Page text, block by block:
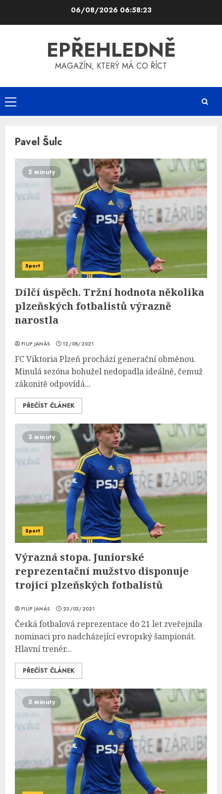
06/08/2026 06:58:23
EPŘEHLEDNĚ
MAGAZÍN, KTERÝ MÁ CO ŘÍCT
Primary
Menu
Pavel Šulc
2 minuty
Sport
Dílčí úspěch. Tržní hodnota několika
plzeňských fotbalistů výrazně
narostla
FILIP JANÁS 12/08/2021
FC Viktoria Plzeň prochází generační obměnou.
Minulá sezóna bohužel nedopadla ideálně, čemuž
zákonitě odpovídá...
PŘEČÍST ČLÁNEK
3 minuty
Sport
Výrazná stopa. Juniorské
reprezentační mužstvo disponuje
trojicí plzeňských fotbalistů
FILIP JANÁS 23/03/2021
Česká fotbalová reprezentace do 21 let zveřejnila
nominaci pro nadcházející evropský šampionát.
Hlavní trenér...
PŘEČÍST ČLÁNEK
3 minuty